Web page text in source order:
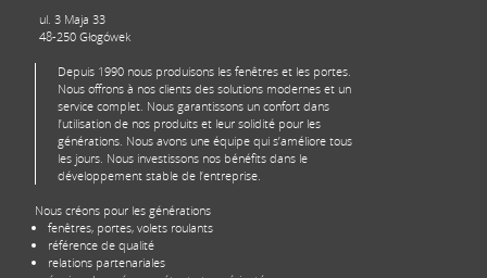
ul. 3 Maja 33
48-250 Głogówek
Depuis 1990 nous produisons les fenêtres et les portes.
Nous offrons à nos clients des solutions modernes et un
service complet. Nous garantissons un confort dans
l’utilisation de nos produits et leur solidité pour les
générations. Nous avons une équipe qui s’améliore tous
les jours. Nous investissons nos bénéfits dans le
développement stable de l’entreprise.
Nous créons pour les générations
fenêtres, portes, volets roulants
référence de qualité
relations partenariales